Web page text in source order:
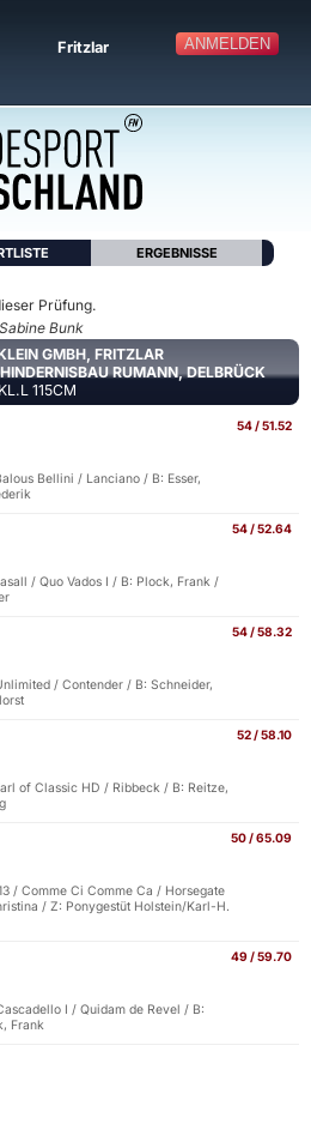
ANMELDEN
Fritzlar
ERGEBNISSE
Prüfung.
Bunk
GMBH, FRITZLAR
RUMANN, DELBRÜCK
115CM
54 / 51.52
Bellini / Lanciano / B: Esser,
54 / 52.64
/ Quo Vados I / B: Plock, Frank /
54 / 58.32
/ Contender / B: Schneider,
52 / 58.10
of Classic HD / Ribbeck / B: Reitze,
50 / 65.09
/ Comme Ci Comme Ca / Horsegate
/ Z: Ponygestüt Holstein/Karl-H.
49 / 59.70
I / Quidam de Revel / B:
Frank